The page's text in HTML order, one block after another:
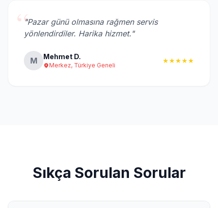
“"Pazar günü olmasına rağmen servis
yönlendirdiler. Harika hizmet."
M Mehmet D.
Merkez, Türkiye Geneli
★★★★★
Sıkça Sorulan Sorular